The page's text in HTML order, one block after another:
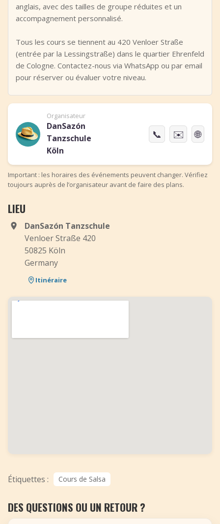
anglais, avec des tailles de groupe réduites et un
accompagnement personnalisé.
Tous les cours se tiennent au 420 Venloer Straße
(entrée par la Lessingstraße) dans le quartier Ehrenfeld
de Cologne. Contactez-nous via WhatsApp ou par email
pour réserver ou évaluer votre niveau.
Organisateur
DanSazón
Tanzschule
Köln
📞 ✉️ 🌐
Important : les horaires des événements peuvent changer. Vérifiez
toujours auprès de l’organisateur avant de faire des plans.
LIEU
DanSazón Tanzschule
Venloer Straße 420
50825 Köln
Germany
Itinéraire
Étiquettes : Cours de Salsa
DES QUESTIONS OU UN RETOUR ?